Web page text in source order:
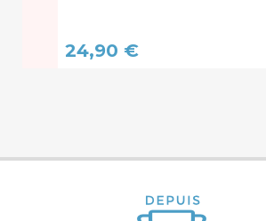
24,90 €